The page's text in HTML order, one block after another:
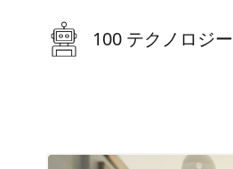
100 テクノロジー